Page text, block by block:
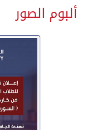
ألبوم الصور